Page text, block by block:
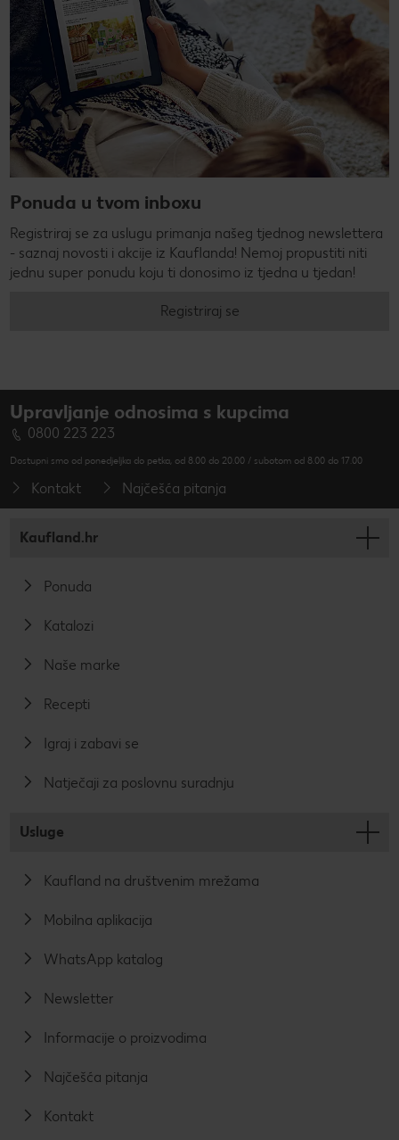
Ponuda u tvom inboxu
Registriraj se za uslugu primanja našeg tjednog newslettera
- saznaj novosti i akcije iz Kauflanda! Nemoj propustiti niti
jednu super ponudu koju ti donosimo iz tjedna u tjedan!
Registriraj se
Upravljanje odnosima s kupcima
0800 223 223
Dostupni smo od ponedjeljka do petka, od 8.00 do 20.00 / subotom od 8.00 do 17.00
Kontakt Najčešća pitanja
Kaufland.hr
Ponuda
Katalozi
Naše marke
Recepti
Igraj i zabavi se
Natječaji za poslovnu suradnju
Usluge
Kaufland na društvenim mrežama
Mobilna aplikacija
WhatsApp katalog
Newsletter
Informacije o proizvodima
Najčešća pitanja
Kontakt